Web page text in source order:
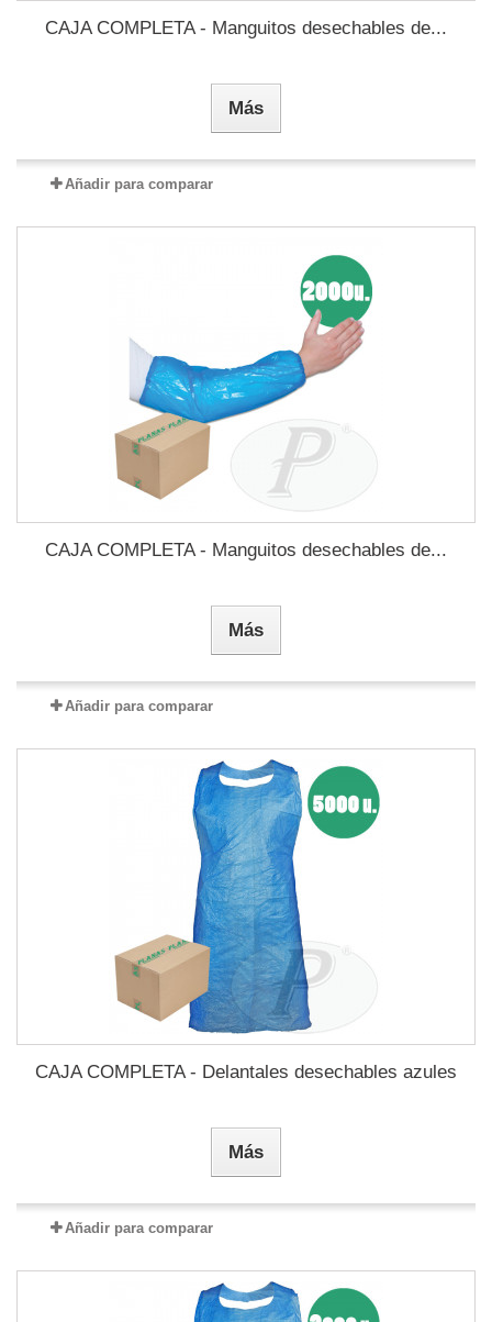
CAJA COMPLETA - Manguitos desechables de...
Más
Añadir para comparar
CAJA COMPLETA - Manguitos desechables de...
Más
Añadir para comparar
CAJA COMPLETA - Delantales desechables azules
Más
Añadir para comparar